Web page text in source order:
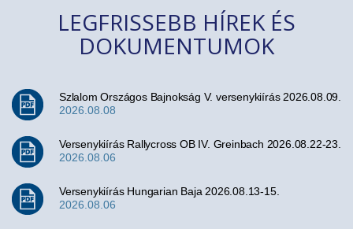
LEGFRISSEBB HÍREK ÉS
DOKUMENTUMOK
Szlalom Országos Bajnokság V. versenykiírás 2026.08.09.
2026.08.08
Versenykiírás Rallycross OB IV. Greinbach 2026.08.22-23.
2026.08.06
Versenykiírás Hungarian Baja 2026.08.13-15.
2026.08.06